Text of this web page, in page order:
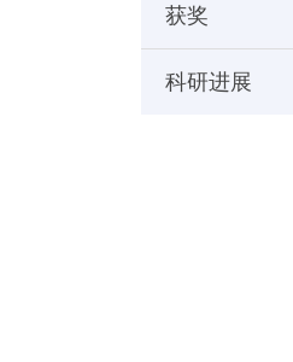
获奖
科研进展